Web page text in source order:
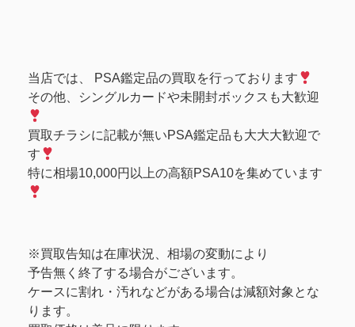
当店では、 PSA鑑定品の買取を行っております
その他、シングルカードや未開封ボックスも大歓迎
買取チラシに記載が無いPSA鑑定品も大大大歓迎で
す
特に相場10,000円以上の高額PSA10を集めています
※買取告知は在庫状況、相場の変動により
予告無く終了する場合がございます。
ケースに割れ・汚れなどがある場合は減額対象とな
ります。